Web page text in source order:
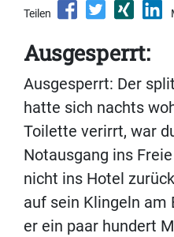
Teilen
Ausgesperrt:
Ausgesperrt: Der
hatte sich nachts
Toilette verirrt, war
Notausgang ins
nicht ins Hotel
auf sein Klingeln am
er ein paar hundert